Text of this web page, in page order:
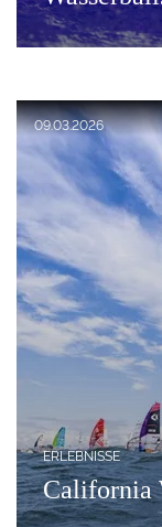
Veröffentlicht am:
09.03.2026
California
ERLEBNISSE